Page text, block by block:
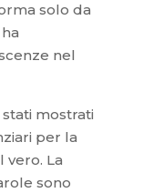
solo da
nel
mostrati
per la
La
sono